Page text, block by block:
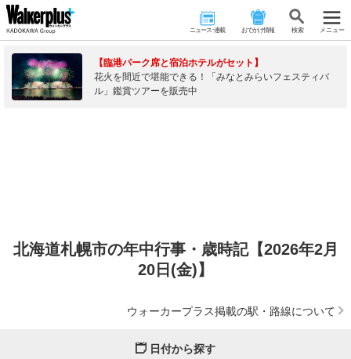
ニュース･連載 おでかけ情報 検 索 メニュー
【臨港パーク席と宿泊ホテルがセット】
花火を間近で堪能できる！「みなとみらいフェスティバ
ル」鑑賞ツアーを販売中
北海道札幌市の年中行事・歳時記【2026年2月
20日(金)】
ウォーカープラス掲載の駅・路線について
日付から探す